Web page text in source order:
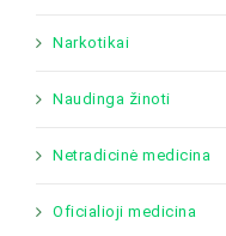
Narkotikai
Naudinga žinoti
Netradicinė medicina
Oficialioji medicina